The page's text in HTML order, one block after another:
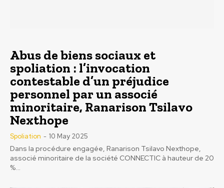
Abus de biens sociaux et
spoliation : l’invocation
contestable d’un préjudice
personnel par un associé
minoritaire, Ranarison Tsilavo
Nexthope
Spoliation - 10 May 2025
Dans la procédure engagée, Ranarison Tsilavo Nexthope,
associé minoritaire de la société CONNECTIC à hauteur de 20
%...